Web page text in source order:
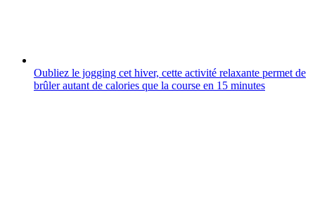
Oubliez le jogging cet hiver, cette activité relaxante permet de
brûler autant de calories que la course en 15 minutes